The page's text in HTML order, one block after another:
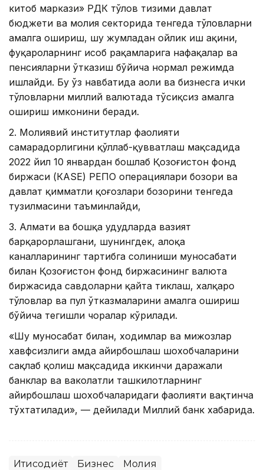
китоб маркази» РДК тўлов тизими давлат
бюджети ва молия секторида тенгеда тўловларни
амалга ошириш, шу жумладан ойлик иш ҳақини,
фуқароларнинг ҳисоб рақамларига нафақалар ва
пенсияларни ўтказиш бўйича нормал режимда
ишлайди. Бу ўз навбатида аҳоли ва бизнесга ички
тўловларни миллий валютада тўсиқсиз амалга
ошириш имконини беради.
2. Молиявий институтлар фаолияти
самарадорлигини қўллаб-қувватлаш мақсадида
2022 йил 10 январдан бошлаб Қозоғистон фонд
биржаси (КАSЕ) РЕПО операциялари бозори ва
давлат қимматли қоғозлари бозорини тенгеда
тузилмасини таъминлайди,
3. Алмати ва бошқа ҳудудларда вазият
барқарорлашгани, шунингдек, алоқа
каналларининг тартибга солиниши муносабати
билан Қозоғистон фонд биржасининг валюта
биржасида савдоларни қайта тиклаш, халқаро
тўловлар ва пул ўтказмаларини амалга ошириш
бўйича тегишли чоралар кўрилади.
«Шу муносабат билан, ходимлар ва мижозлар
хавфсизлиги ҳамда айирбошлаш шохобчаларини
сақлаб қолиш мақсадида иккинчи даражали
банклар ва ваколатли ташкилотларнинг
айирбошлаш шохобчаларидаги фаолияти вақтинча
тўхтатилади», — дейилади Миллий банк хабарида.
Иқтисодиёт Бизнес Молия